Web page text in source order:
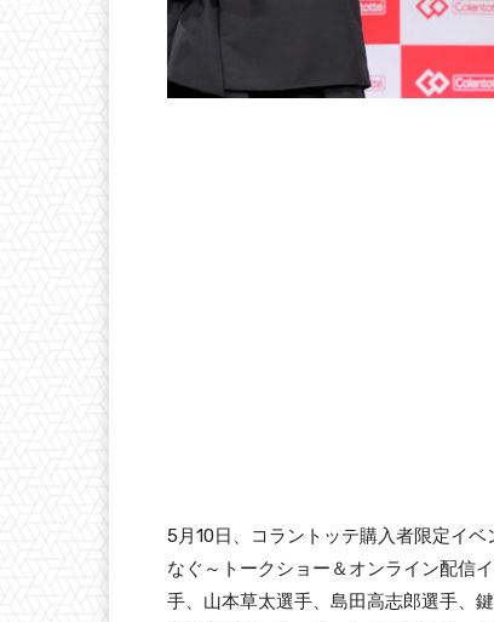
5月10日、コラントッテ購入者限定イ
なぐ～トークショー＆オンライン配信
手、山本草太選手、島田高志郎選手、